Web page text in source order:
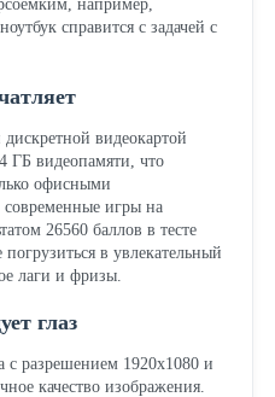
например,
справится с задачей с
видеокартой
ГБ видеопамяти, что
офисными
игры на
26560 баллов в тесте
в увлекательный
лаги и фризы.
глаз
разрешением 1920x1080 и
качество изображения.